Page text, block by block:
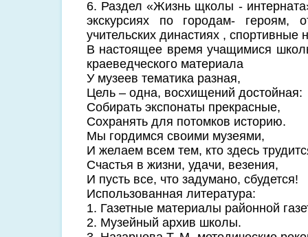
6. Раздел «Жизнь щколы -
экскурсиях по городам- героям,
учительских династиях , спортивные
В настоящее время учащимися
краеведческого материала
У музеев тематика разная,
Цель – одна, восхищений достойная:
Собирать экспонаты прекрасные,
Сохранять для потомков историю.
Мы гордимся своими музеями,
И желаем всем тем, кто здесь
Счастья в жизни, удачи, везения,
И пусть все, что задумано, сбудется!
Использованная литература:
1. Газетные материалы районной
2. Музейный архив школы.